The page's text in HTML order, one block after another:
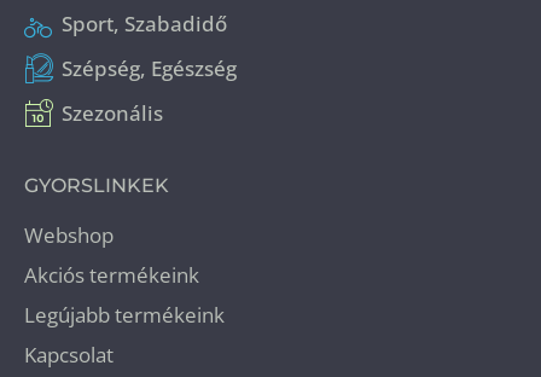
Sport, Szabadidő
Szépség, Egészség
Szezonális
GYORSLINKEK
Webshop
Akciós termékeink
Legújabb termékeink
Kapcsolat